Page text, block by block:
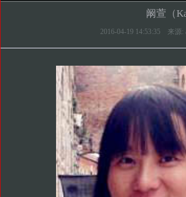
阚萱（
2016-04-19 14:53:35 来源: